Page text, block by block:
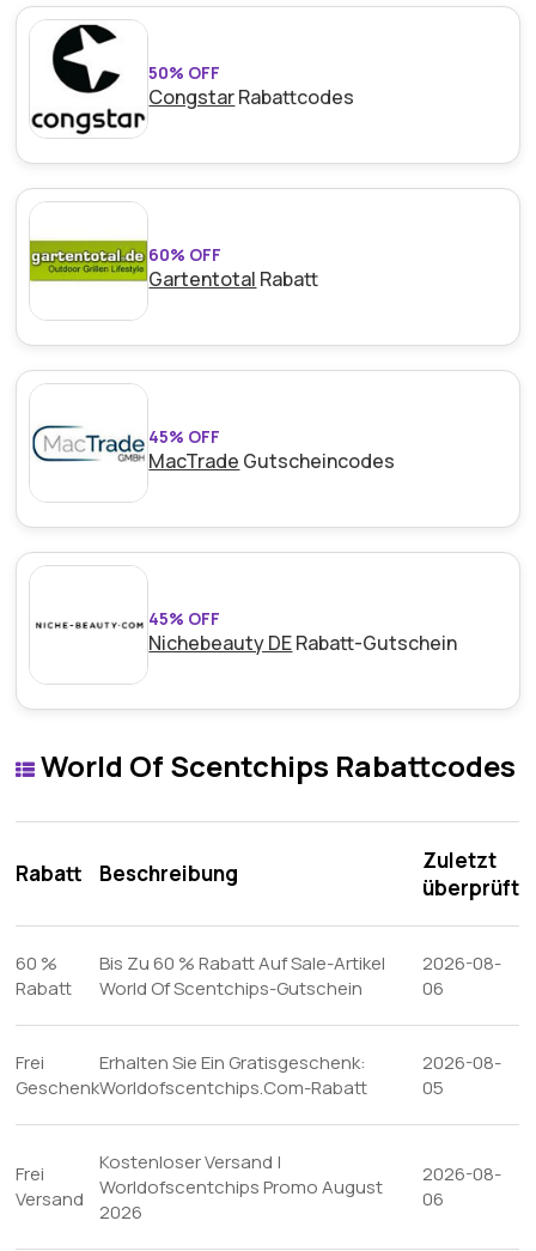
50% OFF
CongstarRabattcodes
60% OFF
Gartentotal Rabatt
45% OFF
MacTrade Gutscheincodes
45% OFF
Nichebeauty DERabatt-Gutschein
World Of Scentchips Rabattcodes
Rabatt Beschreibung
Zuletzt
überprüft
60 %
Rabatt
Bis Zu 60 % Rabatt Auf Sale-Artikel
World Of Scentchips-Gutschein
2026-08-
06
Frei
Geschenk
Erhalten Sie Ein Gratisgeschenk:
Worldofscentchips.Com-Rabatt
2026-08-
05
Frei
Versand
Kostenloser Versand |
Worldofscentchips Promo August
2026
2026-08-
06